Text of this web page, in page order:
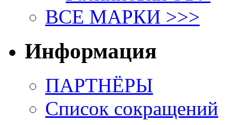
ВСЕ МАРКИ >>>
Информация
ПАРТНЁРЫ
Список сокращений